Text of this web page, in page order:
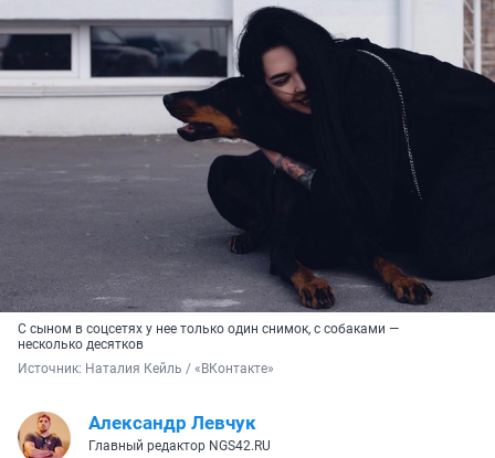
С сыном в соцсетях у нее только один снимок, с собаками —
несколько десятков
Источник: Наталия Кейль / «ВКонтакте»
Александр Левчук
Главный редактор NGS42.RU